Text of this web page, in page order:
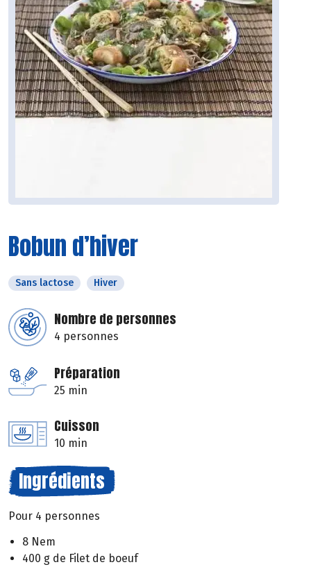
Bobun d’hiver
Sans lactose Hiver
Nombre de personnes
4 personnes
Préparation
25 min
Cuisson
10 min
Ingrédients
Pour 4 personnes
8 Nem
400 g de Filet de boeuf